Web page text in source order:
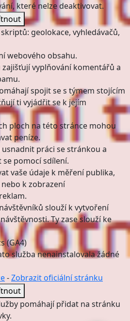
které nelze deaktivovat.
geolokace, vyhledávačů,
webového obsahu.
vyplňování komentářů a
spojit se s týmem stojícím
ti vyjádřit se k jejím
ploch na této stránce mohou
peníze.
práci se stránkou a
pomocí sdílení.
vaše údaje k měření publika,
k zobrazení
slouží k vytvoření
Ty zase slouží ke
(GA4)
služba nenainstalovala žádné
-Zobrazit oficiální stránku
pomáhají přidat na stránku